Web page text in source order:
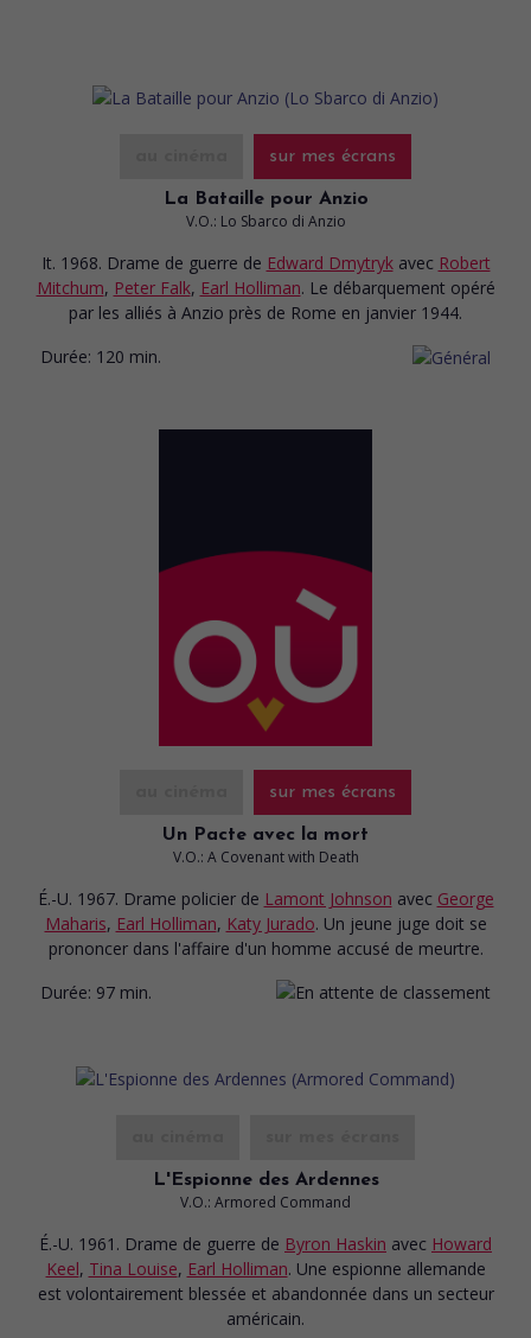
sur mes écrans
La Bataille pour Anzio
V.O.: Lo Sbarco di Anzio
It. 1968. Drame de guerre de Edward Dmytryk avec Robert
Mitchum, Peter Falk, Earl Holliman. Le débarquement opéré
par les alliés à Anzio près de Rome en janvier 1944.
Durée: 120 min.
sur mes écrans
Un Pacte avec la mort
V.O.: A Covenant with Death
É.-U. 1967. Drame policier de Lamont Johnson avec George
Maharis, Earl Holliman, Katy Jurado. Un jeune juge doit se
prononcer dans l'affaire d'un homme accusé de meurtre.
Durée: 97 min.
L'Espionne des Ardennes
V.O.: Armored Command
É.-U. 1961. Drame de guerre de Byron Haskin avec Howard
Keel, Tina Louise, Earl Holliman. Une espionne allemande
est volontairement blessée et abandonnée dans un secteur
américain.